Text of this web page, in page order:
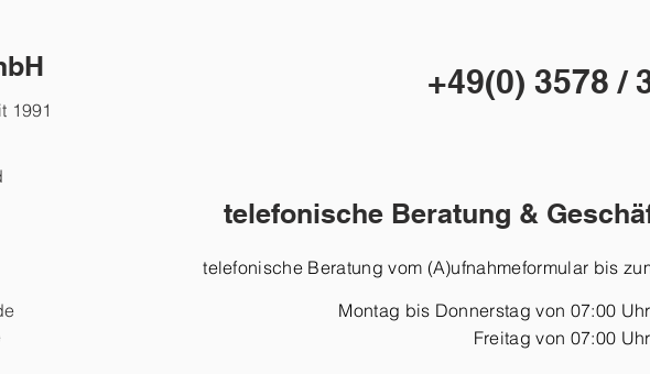
1991
+49(0) 3578 /
telefonische Beratung &
telefonische Beratung vom (A)ufnahmeformular bis
Montag bis Donnerstag von 07:00
Freitag von 07:00